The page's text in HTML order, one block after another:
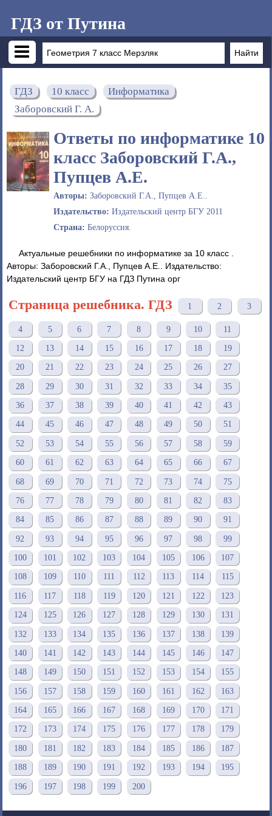
ГДЗ от Путина
ГДЗ 10 класс
Информатика
Заборовский Г. А.
Ответы по информатике 10
класс Заборовский Г.А.,
Пупцев А.Е.
Авторы: Заборовский Г.А., Пупцев А.Е..
Издательство: Издательский центр БГУ 2011
Страна: Белоруссия.
Актуальные решебники по информатике за 10 класс .
Авторы: Заборовский Г.А., Пупцев А.Е.. Издательство:
Издательский центр БГУ на ГДЗ Путина орг
Страница решебника. ГДЗ 1 2 3
4 5 6 7 8 9 10 11
12 13 14 15 16 17 18 19
20 21 22 23 24 25 26 27
28 29 30 31 32 33 34 35
36 37 38 39 40 41 42 43
44 45 46 47 48 49 50 51
52 53 54 55 56 57 58 59
60 61 62 63 64 65 66 67
68 69 70 71 72 73 74 75
76 77 78 79 80 81 82 83
84 85 86 87 88 89 90 91
92 93 94 95 96 97 98 99
100 101 102 103 104 105 106 107
108 109 110 111 112 113 114 115
116 117 118 119 120 121 122 123
124 125 126 127 128 129 130 131
132 133 134 135 136 137 138 139
140 141 142 143 144 145 146 147
148 149 150 151 152 153 154 155
156 157 158 159 160 161 162 163
164 165 166 167 168 169 170 171
172 173 174 175 176 177 178 179
180 181 182 183 184 185 186 187
188 189 190 191 192 193 194 195
196 197 198 199 200